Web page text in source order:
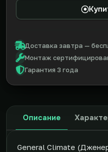
Доставка завтра —
Монтаж
Гарантия 3 года
Описание
General Climate